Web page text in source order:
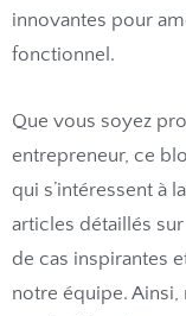
innovantes pour
fonctionnel.
Que vous soyez
entrepreneur, ce
qui s’intéressent à
articles détaillés
de cas inspirantes
notre équipe.